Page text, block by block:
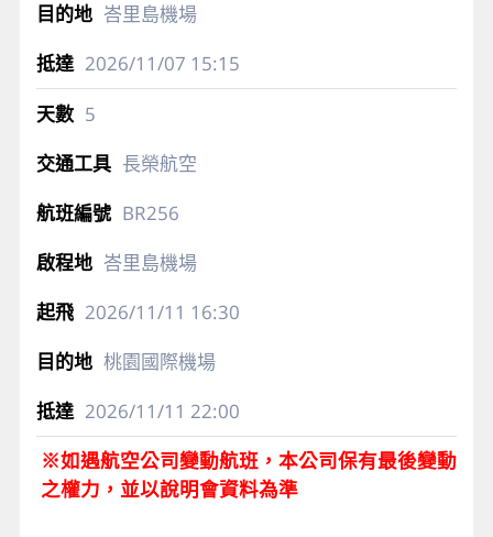
峇里島機場
2026/11/07 15:15
5
長榮航空
BR256
峇里島機場
2026/11/11 16:30
桃園國際機場
2026/11/11 22:00
※如遇航空公司變動航班，本公司保有最後變動
之權力，並以說明會資料為準